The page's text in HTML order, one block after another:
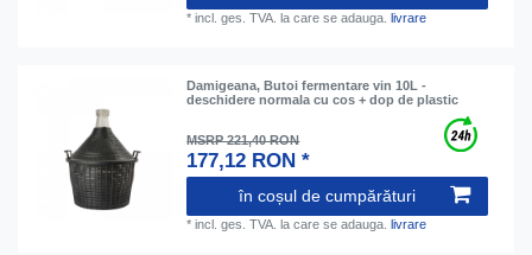
*incl. ges. TVA. la care se adauga.livrare
Damigeana, Butoi fermentare vin 10L -
deschidere normala cu cos + dop de plastic
MSRP 221,40 RON
177,12 RON *
în coșul de cumpărături
*incl. ges. TVA. la care se adauga.livrare